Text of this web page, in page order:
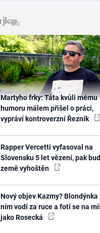
Martyho frky: Táta kvůli mému
humoru málem přišel o práci,
vypráví kontroverzní Řezník
Rapper Vercetti vyfasoval na
Slovensku 5 let vězení, pak
země vyhoštěn
Nový objev Kazmy? Blondýnka
ním vodí za ruce a fotí se na
jako Rosecká